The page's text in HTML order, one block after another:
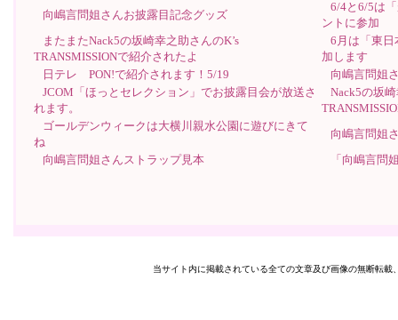
向嶋言問姐さんお披露目記念グッズ
6/4と6/5は
ントに参加
またまたNack5の坂崎幸之助さんのK’s
TRANSMISSIONで紹介されたよ
6月は「東日
加します
日テレ PON!で紹介されます！5/19
向嶋言問姐
JCOM「ほっとセレクション」でお披露目会が放送さ
れます。
Nack5の坂
ゴールデンウィークは大横川親水公園に遊びにきて
ね
向嶋言問姐
向嶋言問姐さんストラップ見本
「向嶋言問
当サイト内に掲載されている全ての文章及び画像の無断転